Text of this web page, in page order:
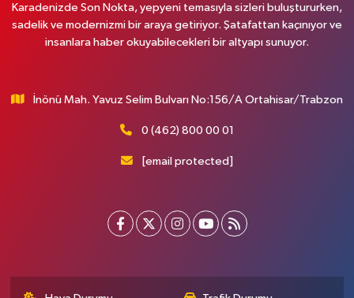
Karadenizde Son Nokta, yepyeni temasıyla sizleri buluştururken,
sadelik ve modernizmi bir araya getiriyor. Şatafattan kaçınıyor ve
insanlara haber okuyabilecekleri bir altyapı sunuyor.
İnönü Mah. Yavuz Selim Bulvarı No:156/A Ortahisar/Trabzon
0 (462) 800 00 01
[email protected]